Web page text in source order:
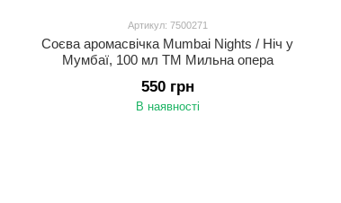
Артикул: 7500271
Соєва аромасвічка Mumbai Nights / Ніч у
Мумбаї, 100 мл ТМ Мильна опера
550 грн
В наявності